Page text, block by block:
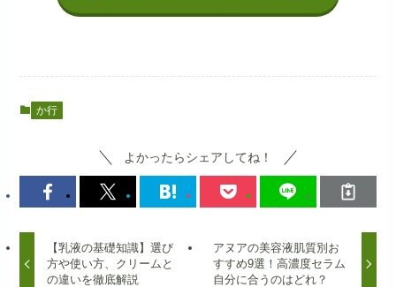
か行
よかったらシェアしてね！
【乳液の基礎知識】選び
方や使い方、クリームと
の違いを徹底解説
アヌアの美容液肌質別お
すすめ9選！高濃度セラム
自分に合うのはどれ？